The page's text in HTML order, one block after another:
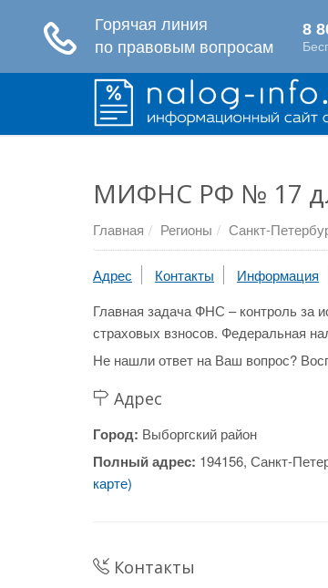
МИФНС РФ № 17
Главная Регионы Санкт-
Адрес Контакты Информация
Главная задача ФНС – контроль за
страховых взносов. Федеральная
Не нашли ответ на Ваш вопрос?
Адрес
Город: Выборгский район
Полный адрес: 194156, Санкт-
карте)
Контакты